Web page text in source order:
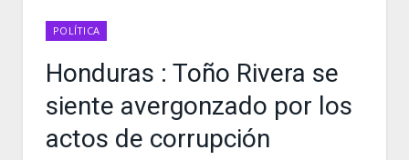
POLÍTICA
Honduras : Toño Rivera se
siente avergonzado por los
actos de corrupción